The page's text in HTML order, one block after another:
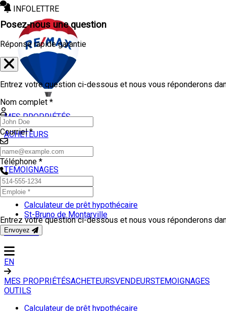
INFOLETTRE
MES PROPRIÉTÉS
ACHETEURS
VENDEURS
TEMOIGNAGES
OUTILS
Calculateur de prêt hypothécaire
St-Bruno de Montarville
CONTACT
EN
MES PROPRIÉTÉSACHETEURSVENDEURSTEMOIGNAGES
OUTILS
Calculateur de prêt hypothécaire
Posez-nous une question
Réponse rapide garantie
Entrez votre question ci-dessous et nous vous réponderons
Nom complet *
Courriel *
Téléphone *
Entrez votre question ci-dessous et nous vous réponderons
Envoyez